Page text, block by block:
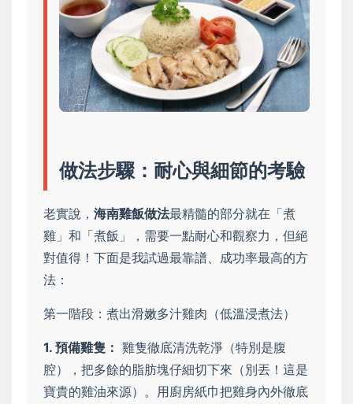
做法步驟：耐心與細節的考驗
老實說， 海南雞飯做法最精髓的部分就在「煮
雞」和「煮飯」，需要一點耐心和觀察力，但絕
對值得！下面是我試過最靠譜、成功率最高的方
法：
第一階段：煮出滑嫩多汁雞肉（低溫浸煮法）
1. 預備雞隻： 雞隻徹底清洗乾淨（特別是腹
腔），把多餘的脂肪塊仔細切下來（別丟！這是
寶貴的雞油來源）。用廚房紙巾把雞身內外徹底